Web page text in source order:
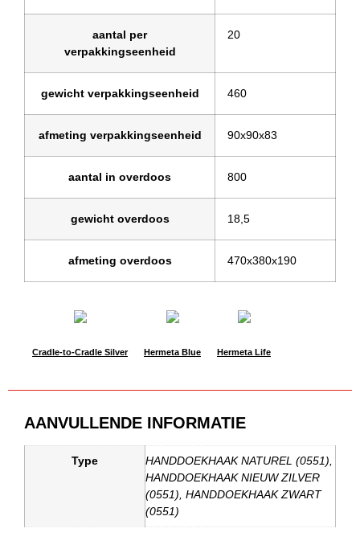
aantal per
verpakkingseenheid
20
gewicht verpakkingseenheid 460
afmeting verpakkingseenheid 90x90x83
aantal in overdoos 800
gewicht overdoos 18,5
afmeting overdoos 470x380x190
Cradle-to-Cradle Silver Hermeta Blue Hermeta Life
AANVULLENDE INFORMATIE
Type
HANDDOEKHAAK NATUREL (0551),
HANDDOEKHAAK NIEUW ZILVER
(0551), HANDDOEKHAAK ZWART
(0551)